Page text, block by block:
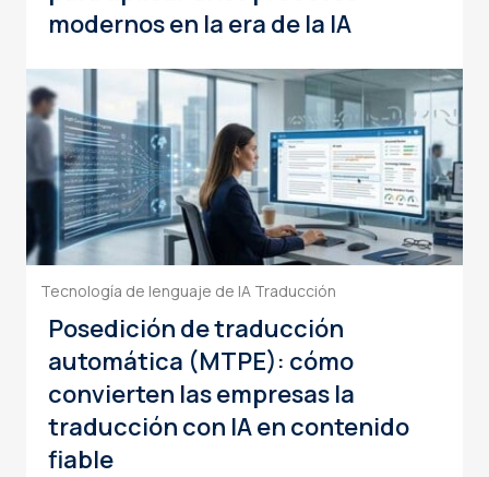
modernos en la era de la IA
Tecnología de lenguaje de IA Traducción
Posedición de traducción
automática (MTPE): cómo
convierten las empresas la
traducción con IA en contenido
fiable